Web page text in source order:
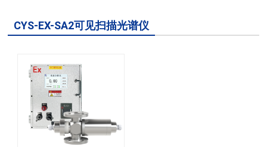
CYS-EX-SA2可见扫描光谱仪